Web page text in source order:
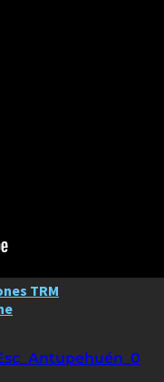
TRM